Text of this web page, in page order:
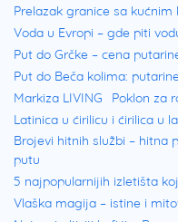
Prelazak granice sa
Voda u Evropi – gde piti
Put do Grčke – cena
Put do Beča kolima:
Markiza LIVING
Poklon za
Latinica u ćirilicu i ćirilica u
Brojevi hitnih službi – hitna
putu
5 najpopularnijih izletišta
Vlaška magija – istine i